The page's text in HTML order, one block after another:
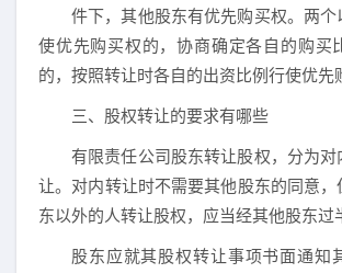
件下，其他股东有优先购买权。两
使优先购买权的，协商确定各自的购买
的，按照转让时各自的出资比例行使优先
三、股权转让的要求有哪些
有限责任公司股东转让股权，分为
让。对内转让时不需要其他股东的同意
东以外的人转让股权，应当经其他股东过
股东应就其股权转让事项书面通知